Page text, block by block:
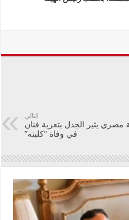
التالي
مصري يثير الجدل بتعزية فنان
في وفاة “كلبته”